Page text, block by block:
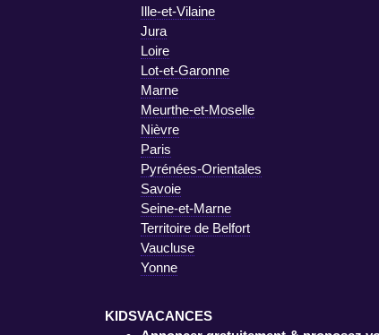
Ille-et-Vilaine
Jura
Loire
Lot-et-Garonne
Marne
Meurthe-et-Moselle
Nièvre
Paris
Pyrénées-Orientales
Savoie
Seine-et-Marne
Territoire de Belfort
Vaucluse
Yonne
KIDSVACANCES